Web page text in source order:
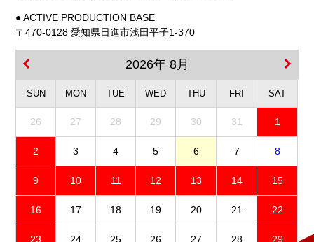
● ACTIVE PRODUCTION BASE
〒470-0128 愛知県日進市浅田平子1-370
2026年 8月
SUN MON TUE WED THU FRI SAT
26 27 28 29 30 31 1
2 3 4 5 6 7 8
9 10 11 12 13 14 15
16 17 18 19 20 21 22
23 24 25 26 27 28 29